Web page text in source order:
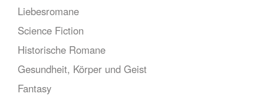
Liebesromane
Science Fiction
Historische Romane
Gesundheit, Körper und Geist
Fantasy